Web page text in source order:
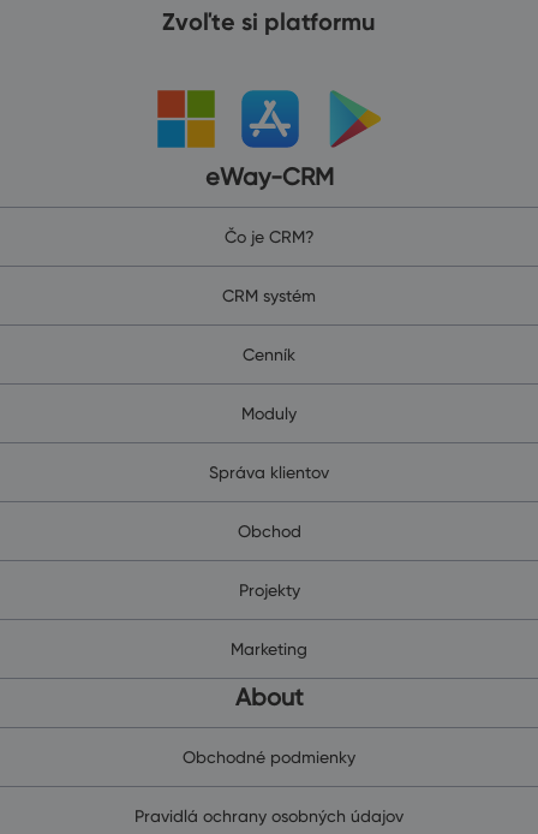
Zvoľte si platformu
eWay-CRM
Čo je CRM?
CRM systém
Cenník
Moduly
Správa klientov
Obchod
Projekty
Marketing
About
Obchodné podmienky
Pravidlá ochrany osobných údajov